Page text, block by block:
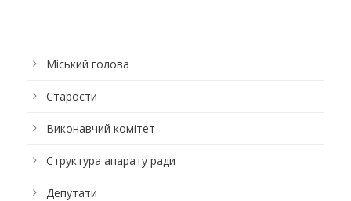
Міський голова
Старости
Виконавчий комітет
Структура апарату ради
Депутати